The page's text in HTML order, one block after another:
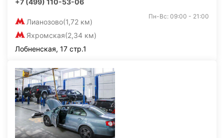
+7 (499) 110-53-06
Лианозово(1,72 км)
Яхромская(2,34 км)
Пн-Вс: 09:00 - 21:00
Лобненская, 17 стр.1